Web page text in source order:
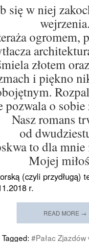
się w niej
ogromem,
złotem
i piękno
pozwala o sobie
Nasz romans
od
to dla mnie
Mojej
(czyli przydługą)
r.
READ MORE →
Tagged: #Pałac